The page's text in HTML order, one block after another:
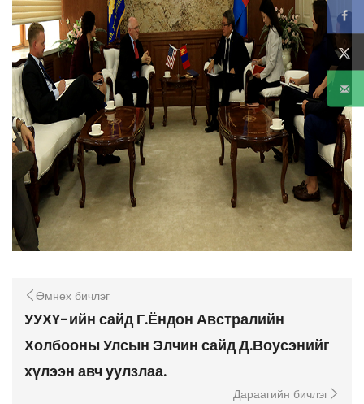
Өмнөх бичлэг
УУХҮ-ийн сайд Г.Ёндон Австралийн
Холбооны Улсын Элчин сайд Д.Воусэнийг
хүлээн авч уулзлаа.
Дараагийн бичлэг